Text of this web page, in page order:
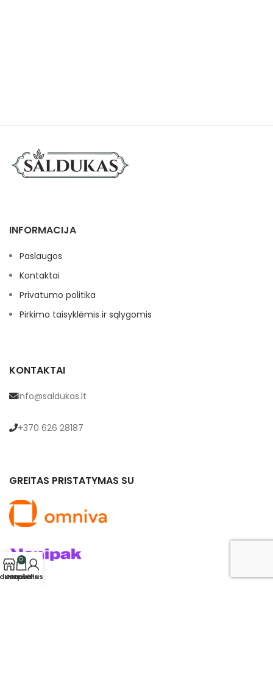
INFORMACIJA
Paslaugos
Kontaktai
Privatumo politika
Pirkimo taisyklėmis ir sąlygomis
KONTAKTAI
info@saldukas.lt
+370 626 28187
GREITAS PRISTATYMAS SU
0
Krepšelis
Mano Paskyra